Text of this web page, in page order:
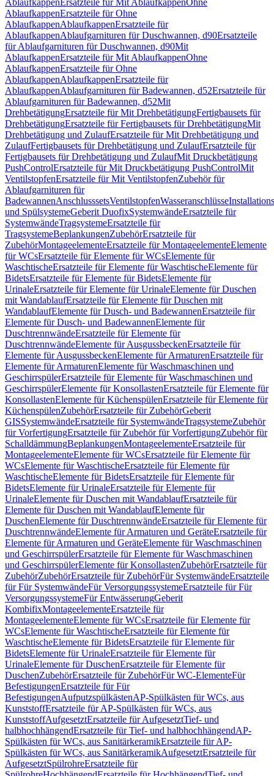
AblaufkappenErsatzteile für Mit AblaufkappenOhne
AblaufkappenErsatzteile für Ohne
AblaufkappenAblaufkappenErsatzteile für
AblaufkappenAblaufgarnituren für Duschwannen, d90Ersatzteile
für Ablaufgarnituren für Duschwannen, d90Mit
AblaufkappenErsatzteile für Mit AblaufkappenOhne
AblaufkappenErsatzteile für Ohne
AblaufkappenAblaufkappenErsatzteile für
AblaufkappenAblaufgarnituren für Badewannen, d52Ersatzteile für
Ablaufgarnituren für Badewannen, d52Mit
DrehbetätigungErsatzteile für Mit DrehbetätigungFertigbausets für
DrehbetätigungErsatzteile für Fertigbausets für DrehbetätigungMit
Drehbetätigung und ZulaufErsatzteile für Mit Drehbetätigung und
ZulaufFertigbausets für Drehbetätigung und ZulaufErsatzteile für
Fertigbausets für Drehbetätigung und ZulaufMit Druckbetätigung
PushControlErsatzteile für Mit Druckbetätigung PushControlMit
VentilstopfenErsatzteile für Mit VentilstopfenZubehör für
Ablaufgarnituren für
BadewannenAnschlusssetsVentilstopfenWasseranschlüsse
und SpülsystemeGeberit DuofixSystemwändeErsatzteile für
SystemwändeTragsystemeErsatzteile für
TragsystemeBeplankungenZubehörErsatzteile für
ZubehörMontageelementeErsatzteile für MontageelementeElemente
für WCsErsatzteile für Elemente für WCsElemente für
WaschtischeErsatzteile für Elemente für WaschtischeElemente für
BidetsErsatzteile für Elemente für BidetsElemente für
UrinaleErsatzteile für Elemente für UrinaleElemente für Duschen
mit WandablaufErsatzteile für Elemente für Duschen mit
WandablaufElemente für Dusch- und BadewannenErsatzteile für
Elemente für Dusch- und BadewannenElemente für
DuschtrennwändeErsatzteile für Elemente für
DuschtrennwändeElemente für AusgussbeckenErsatzteile für
Elemente für AusgussbeckenElemente für ArmaturenErsatzteile für
Elemente für ArmaturenElemente für Waschmaschinen und
GeschirrspülerErsatzteile für Elemente für Waschmaschinen und
GeschirrspülerElemente für KonsollastenErsatzteile für Elemente für
KonsollastenElemente für KüchenspülenErsatzteile für Elemente für
KüchenspülenZubehörErsatzteile für ZubehörGeberit
GISSystemwändeErsatzteile für SystemwändeTragsystemeZubehör
für VorfertigungErsatzteile für Zubehör für VorfertigungZubehör für
SchalldämmungBeplankungenMontageelementeErsatzteile für
MontageelementeElemente für WCsErsatzteile für Elemente für
WCsElemente für WaschtischeErsatzteile für Elemente für
WaschtischeElemente für BidetsErsatzteile für Elemente für
BidetsElemente für UrinaleErsatzteile für Elemente für
UrinaleElemente für Duschen mit WandablaufErsatzteile für
Elemente für Duschen mit WandablaufElemente für
DuschenElemente für DuschtrennwändeErsatzteile für Elemente für
DuschtrennwändeElemente für Armaturen und GeräteErsatzteile für
Elemente für Armaturen und GeräteElemente für Waschmaschinen
und GeschirrspülerErsatzteile für Elemente für Waschmaschinen
und GeschirrspülerElemente für KonsollastenZubehörErsatzteile für
ZubehörZubehörErsatzteile für ZubehörFür SystemwändeErsatzteile
für Für SystemwändeFür VersorgungssystemeErsatzteile für Für
VersorgungssystemeFür EntwässerungGeberit
KombifixMontageelementeErsatzteile für
MontageelementeElemente für WCsErsatzteile für Elemente für
WCsElemente für WaschtischeErsatzteile für Elemente für
WaschtischeElemente für BidetsErsatzteile für Elemente für
BidetsElemente für UrinaleErsatzteile für Elemente für
UrinaleElemente für DuschenErsatzteile für Elemente für
DuschenZubehörErsatzteile für ZubehörFür WC-ElementeFür
BefestigungenErsatzteile für Für
BefestigungenAufputzspülkästenAP-Spülkästen für WCs, aus
KunststoffErsatzteile für AP-Spülkästen für WCs, aus
KunststoffAufgesetztErsatzteile für AufgesetztTief- und
halbhochhängendErsatzteile für Tief- und halbhochhängendAP-
Spülkästen für WCs, aus SanitärkeramikErsatzteile für AP-
Spülkästen für WCs, aus SanitärkeramikAufgesetztErsatzteile für
AufgesetztSpülrohreErsatzteile für